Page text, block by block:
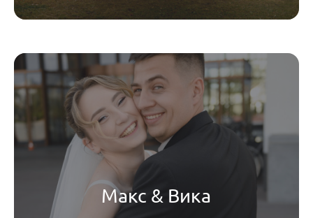
Макс & Вика